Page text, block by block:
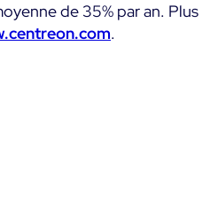
de 35% par an. Plus
.